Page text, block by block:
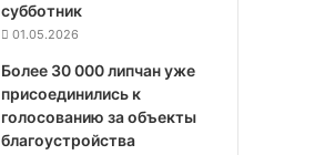
субботник
01.05.2026
Более 30 000 липчан уже
присоединились к
голосованию за объекты
благоустройства